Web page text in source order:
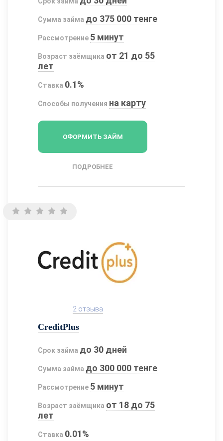
Сумма займа до 375 000 тенге
Рассмотрение 5 минут
Возраст заёмщика от 21 до 55
лет
Ставка 0.1%
Способы получения на карту
ОФОРМИТЬ ЗАЙМ
ПОДРОБНЕЕ
2 отзыва
CreditPlus
Срок займа до 30 дней
Сумма займа до 300 000 тенге
Рассмотрение 5 минут
Возраст заёмщика от 18 до 75
лет
Ставка 0.01%